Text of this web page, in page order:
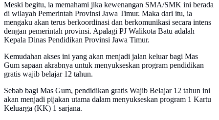
Meski begitu, ia memahami jika kewenangan SMA/SMK ini berada
di wilayah Pemerintah Provinsi Jawa Timur. Maka dari itu, ia
mengaku akan terus berkoordinasi dan berkomunikasi secara intens
dengan pemerintah provinsi. Apalagi PJ Walikota Batu adalah
Kepala Dinas Pendidikan Provinsi Jawa Timur.
Kemudahan akses ini yang akan menjadi jalan keluar bagi Mas
Gum sapaan akrabnya untuk menyukseskan program pendidikan
gratis wajib belajar 12 tahun.
Sebab bagi Mas Gum, pendidikan gratis Wajib Belajar 12 tahun ini
akan menjadi pijakan utama dalam menyukseskan program 1 Kartu
Keluarga (KK) 1 sarjana.